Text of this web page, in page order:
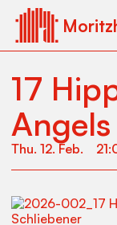
17
Angels
Thu. 12. Feb.